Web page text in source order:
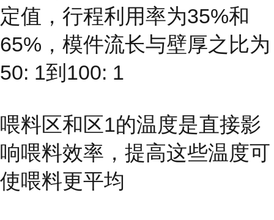
定值，行程利用率为35%和
65%，模件流长与壁厚之比为
50: 1到100: 1
喂料区和区1的温度是直接影
响喂料效率，提高这些温度可
使喂料更平均